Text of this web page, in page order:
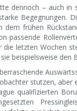
dennoch – auch in
Begegnungen.
dem frühen
passende
die letzten Wochen
beispielsweise den
stutzen, aber
qualifizierten